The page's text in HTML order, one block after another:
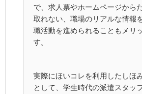
で、求人票やホームページから
取れない、職場のリアルな情報
職活動を進められることもメリ
す。
実際にほいコレを利用したしほ
として、学生時代の派遣スタッ